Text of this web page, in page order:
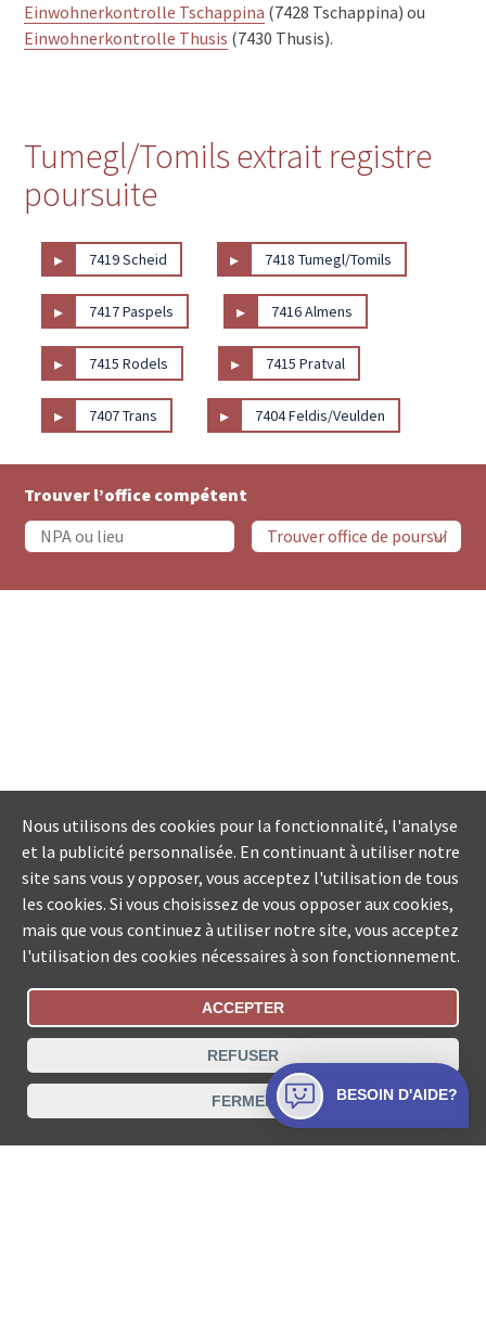
Einwohnerkontrolle Tschappina (7428 Tschappina) ou
Einwohnerkontrolle Thusis (7430 Thusis).
Tumegl/Tomils extrait registre
poursuite
▸ 7419 Scheid ▸ 7418 Tumegl/Tomils
▸ 7417 Paspels ▸ 7416 Almens
▸ 7415 Rodels ▸ 7415 Pratval
▸ 7407 Trans ▸ 7404 Feldis/Veulden
Trouver l’office compétent
Statut De La Commande
Recherche des offices de Suisse
Protection des données Mentions légales
Conditions d’utilisation Contact
Nous utilisons des cookies pour la fonctionnalité, l'analyse
et la publicité personnalisée. En continuant à utiliser notre
site sans vous y opposer, vous acceptez l'utilisation de tous
les cookies. Si vous choisissez de vous opposer aux cookies,
mais que vous continuez à utiliser notre site, vous acceptez
l'utilisation des cookies nécessaires à son fonctionnement.
ACCEPTER
REFUSER
FERMER BESOIN D'AIDE?